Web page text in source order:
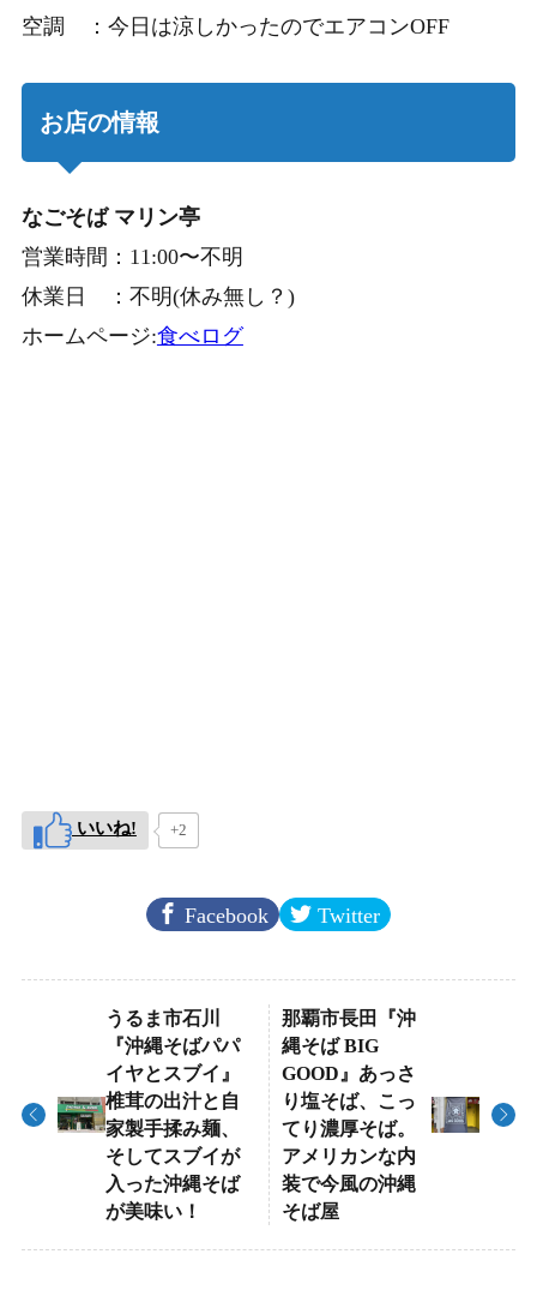
空調 ：今日は涼しかったのでエアコンOFF
お店の情報
なごそば マリン亭
営業時間：11:00〜不明
休業日 ：不明(休み無し？)
ホームページ:食べログ
いいね! +2
Facebook Twitter
うるま市石川
『沖縄そばパパ
イヤとスブイ』
椎茸の出汁と自
家製手揉み麺、
そしてスブイが
入った沖縄そば
が美味い！
那覇市長田『沖
縄そば BIG
GOOD』あっさ
り塩そば、こっ
てり濃厚そば。
アメリカンな内
装で今風の沖縄
そば屋